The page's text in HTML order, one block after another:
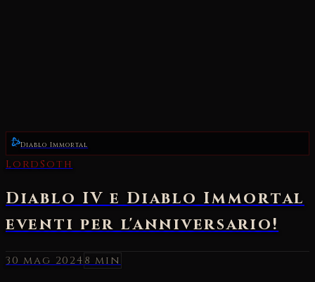
Diablo Immortal
30 mag 20248 min